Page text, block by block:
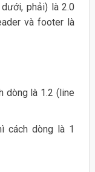
phải) là 2.0
và footer là
dòng là 1.2 (line
cách dòng là 1